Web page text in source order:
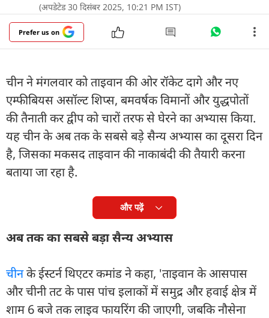
(अपडेटेड 30 दिसंबर 2025, 10:21 PM IST)
Prefer us on
चीन ने मंगलवार को ताइवान की ओर रॉकेट दागे और नए
एम्फीबियस असॉल्ट शिप्स, बमवर्षक विमानों और युद्धपोतों
की तैनाती कर द्वीप को चारों तरफ से घेरने का अभ्यास किया.
यह चीन के अब तक के सबसे बड़े सैन्य अभ्यास का दूसरा दिन
है, जिसका मकसद ताइवान की नाकाबंदी की तैयारी करना
बताया जा रहा है.
और पढ़ें
अब तक का सबसे बड़ा सैन्य अभ्यास
चीनके ईस्टर्न थिएटर कमांड ने कहा, 'ताइवान के आसपास
और चीनी तट के पास पांच इलाकों में समुद्र और हवाई क्षेत्र में
शाम 6 बजे तक लाइव फायरिंग की जाएगी, जबकि नौसेना